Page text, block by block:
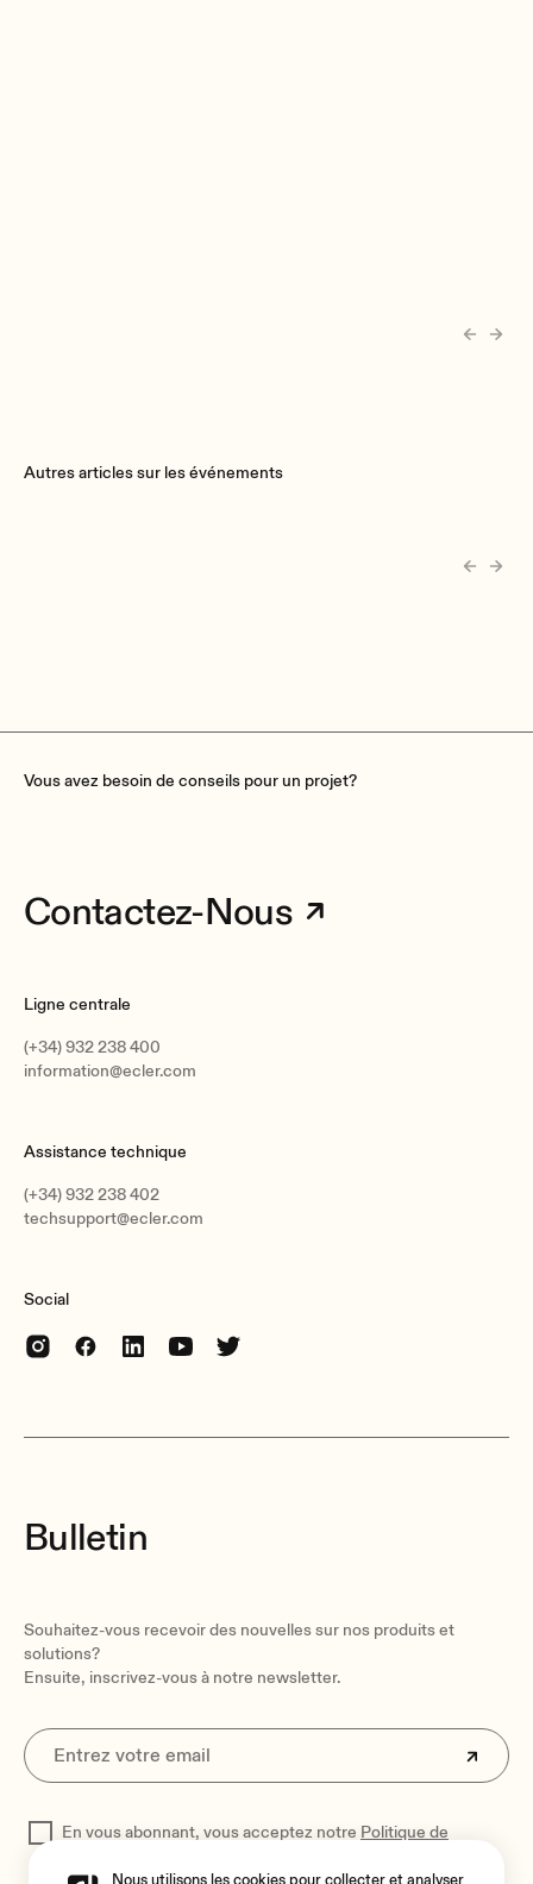
Autres articles sur les événements
Vous avez besoin de conseils pour un projet?
Contactez-Nous
Ligne centrale
(+34) 932 238 400
information@ecler.com
Assistance technique
(+34) 932 238 402
techsupport@ecler.com
Social
Bulletin
Souhaitez-vous recevoir des nouvelles sur nos produits et
solutions?
Ensuite, inscrivez-vous à notre newsletter.
En vous abonnant, vous acceptez notre Politique de